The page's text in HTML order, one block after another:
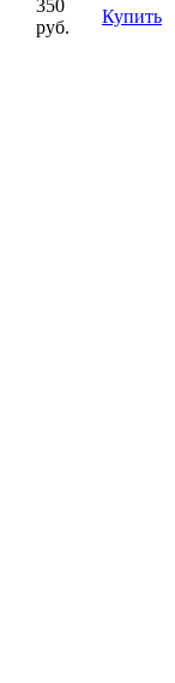
350
руб.
Купить